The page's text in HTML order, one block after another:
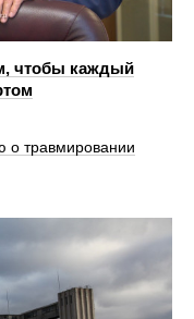
чтобы каждый
о травмировании